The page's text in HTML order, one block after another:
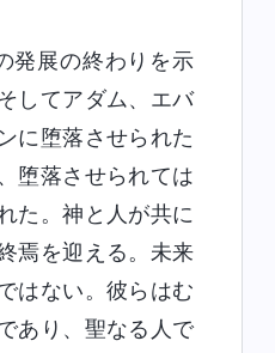
発展の終わりを示
してアダム、エバ
に堕落させられた
堕落させられては
た。神と人が共に
焉を迎える。未来
はない。彼らはむ
あり、聖なる人で